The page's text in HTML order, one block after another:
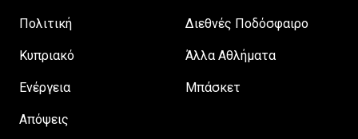
Πολιτική
Κυπριακό
Ενέργεια
Απόψεις
Διεθνές Ποδόσφαιρο
Άλλα Αθλήματα
Μπάσκετ